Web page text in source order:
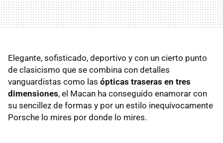
Elegante, sofisticado, deportivo y con un cierto punto
de clasicismo que se combina con detalles
vanguardistas como las ópticas traseras en tres
dimensiones, el Macan ha conseguido enamorar con
su sencillez de formas y por un estilo inequívocamente
Porsche lo mires por donde lo mires.